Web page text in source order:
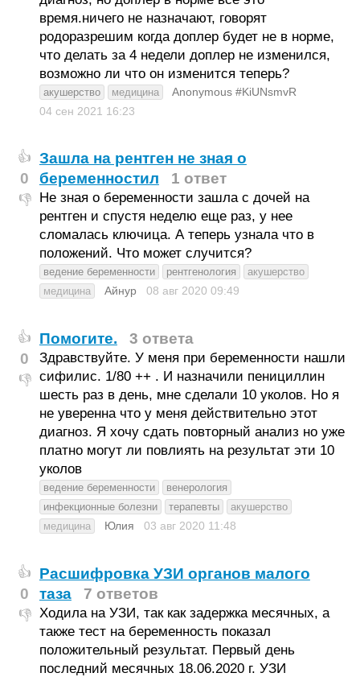
время.ничего не назначают, говорят
родоразрешим когда доплер будет не в норме,
что делать за 4 недели доплер не изменился,
возможно ли что он изменится теперь?
акушерство медицина
Anonymous #KiUNsmvR
04 сен 2021 16:23
👍
0
👎
Зашла на рентген не зная о
беременностил
1 ответ
Не зная о беременности зашла с дочей на
рентген и спустя неделю еще раз, у нее
сломалась ключица. А теперь узнала что в
положений. Что может случится?
ведение беременности рентгенология
акушерство
медицина
Айнур 08 авг 2020 09:49
👍
0
👎
Помогите. 3 ответа
Здравствуйте. У меня при беременности нашли
сифилис. 1/80 ++ . И назначили пенициллин
шесть раз в день, мне сделали 10 уколов. Но я
не уверенна что у меня действительно этот
диагноз. Я хочу сдать повторный анализ но уже
платно могут ли повлиять на результат эти 10
уколов
ведение беременности
венерология
инфекционные болезни
терапевты
акушерство
медицина
Юлия 03 авг 2020 11:48
👍
0
👎
Расшифровка УЗИ органов малого
таза
7 ответов
Ходила на УЗИ, так как задержка месячных, а
также тест на беременность показал
положительный результат. Первый день
последний месячных 18.06.2020 г. УЗИ